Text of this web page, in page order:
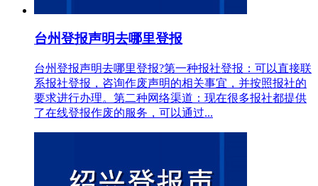
台州登报声明去哪里登报
台州登报声明去哪里登报?第一种报社登报：可以直接联
系报社登报，咨询作废声明的相关事宜，并按照报社的
要求进行办理。第二种网络渠道：现在很多报社都提供
了在线登报作废的服务，可以通过...